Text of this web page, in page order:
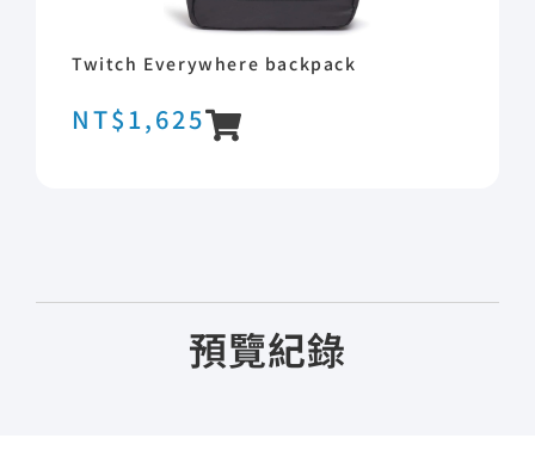
Twitch Everywhere backpack
NT$1,625
預覽紀錄